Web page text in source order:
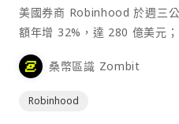
美國券商 Robinhood 於週三
額年增 32%，達 280 億美元
成長 98%，達到 1.6 億美元。⋯
桑幣區識 Zombit
Robinhood